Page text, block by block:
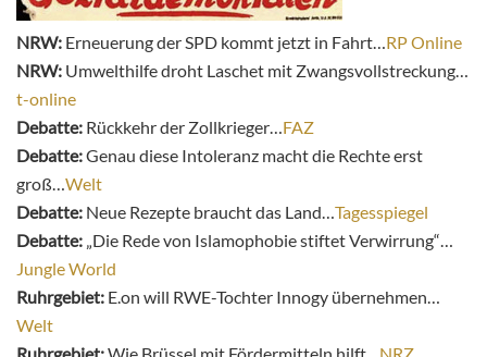
NRW: Erneuerung der SPD kommt jetzt in Fahrt…RP Online
NRW: Umwelthilfe droht Laschet mit Zwangsvollstreckung…
t-online
Debatte: Rückkehr der Zollkrieger…FAZ
Debatte:Genau diese Intoleranz macht die Rechte erst
groß…Welt
Debatte: Neue Rezepte braucht das Land…Tagesspiegel
Debatte: „Die Rede von Islamophobie stiftet Verwirrung“…
Jungle World
Ruhrgebiet: E.on will RWE-Tochter Innogy übernehmen…
Welt